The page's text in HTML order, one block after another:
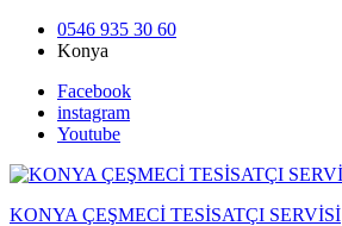
0546 935 30 60
Konya
Facebook
instagram
Youtube
KONYA ÇEŞMECİ TESİSATÇI SERVİSİ